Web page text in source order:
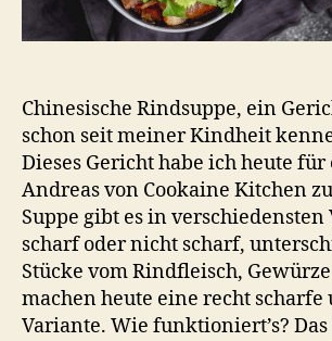
Chinesische Rindsuppe, ein
schon seit meiner Kindheit
Dieses Gericht habe ich heute
Andreas von Cookaine Kitchen
Suppe gibt es in
scharf oder nicht scharf,
Stücke vom Rindfleisch,
machen heute eine recht
Variante. Wie funktioniert’s?